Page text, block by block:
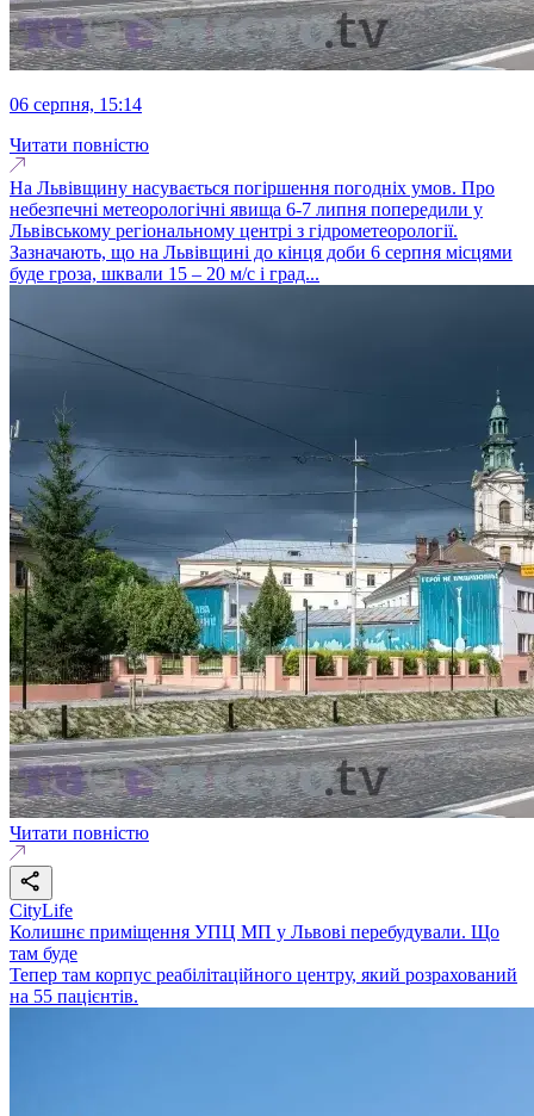
06 серпня, 15:14
Читати повністю
На Львівщину насувається погіршення погодніх умов. Про
небезпечні метеорологічні явища 6-7 липня попередили у
Львівському регіональному центрі з гідрометеорології.
Зазначають, що на Львівщині до кінця доби 6 серпня місцями
буде гроза, шквали 15 – 20 м/с і град...
Читати повністю
CityLife
Колишнє приміщення УПЦ МП у Львові перебудували. Що
там буде
Тепер там корпус реабілітаційного центру, який розрахований
на 55 пацієнтів.